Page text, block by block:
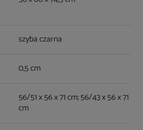
szyba czarna
0,5 cm
56/51 x 56 x 71 cm; 56/43 x 56 x 71
cm